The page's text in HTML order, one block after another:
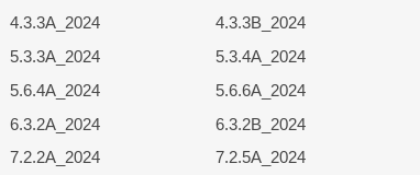
4.3.3A_2024 4.3.3B_2024
5.3.3A_2024 5.3.4A_2024
5.6.4A_2024 5.6.6A_2024
6.3.2A_2024 6.3.2B_2024
7.2.2A_2024 7.2.5A_2024